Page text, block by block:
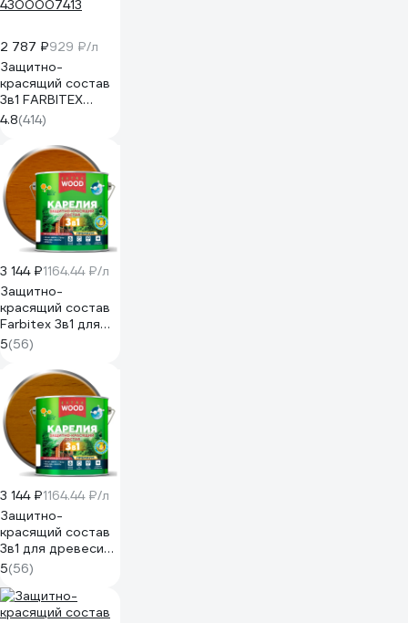
2 787 ₽929 ₽/л
Защитно-
красящий состав
3в1 FARBITEX
EXTRA (утренний
туман; 3 л)
4300007413
4.8(414)
3 144 ₽1164.44 ₽/л
Защитно-
красящий состав
Farbitex 3в1 для
древесины
Карелия
Калужница (2.7 л)
WO 4300016878
5(56)
3 144 ₽1164.44 ₽/л
Защитно-
красящий состав
3в1 для древесины
FARBITEX Карелия
Дуб, 2.7 л, WOOD
EXTRA
4300016877
5(56)